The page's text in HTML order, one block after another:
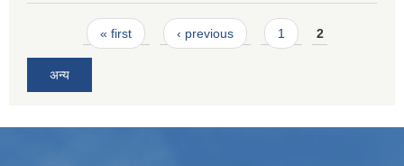
Pages« first ‹ previous 1 2
अन्य